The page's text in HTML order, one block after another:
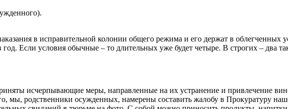
в исправительной колонии общего режима и его держат в
Если условия обычные – то длительных уже будет четыре. В строгих – два
исчерпывающие меры, направленные на их устранение и привлечение
мы, родственники осужденных, намерены составить жалобу в Прокуратуру